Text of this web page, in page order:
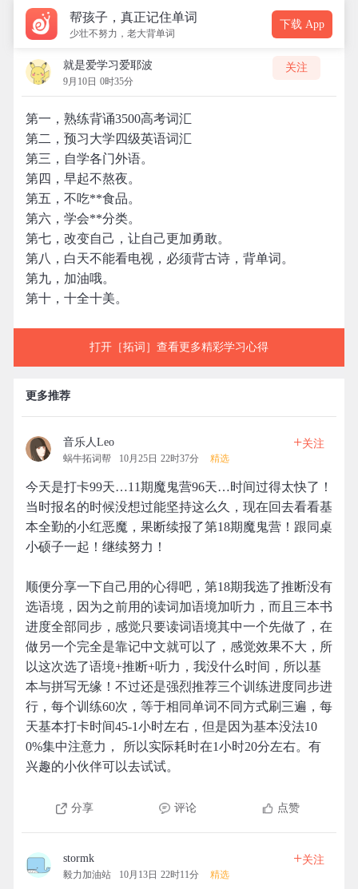
帮孩子，真正记住单词
少壮不努力，老大背单词
下载 App
就是爱学习爱耶波
9月10日 0时35分
关注
第一，熟练背诵3500高考词汇
第二，预习大学四级英语词汇
第三，自学各门外语。
第四，早起不熬夜。
第五，不吃**食品。
第六，学会**分类。
第七，改变自己，让自己更加勇敢。
第八，白天不能看电视，必须背古诗，背单词。
第九，加油哦。
第十，十全十美。
打开［拓词］查看更多精彩学习心得
更多推荐
音乐人Leo
蜗牛拓词帮 10月25日 22时37分 精选
+关注
今天是打卡99天…11期魔鬼营96天…时间过得太快了！
当时报名的时候没想过能坚持这么久，现在回去看看基
本全勤的小红恶魔，果断续报了第18期魔鬼营！跟同桌
小硕子一起！继续努力！
顺便分享一下自己用的心得吧，第18期我选了推断没有
选语境，因为之前用的读词加语境加听力，而且三本书
进度全部同步，感觉只要读词语境其中一个先做了，在
做另一个完全是靠记中文就可以了，感觉效果不大，所
以这次选了语境+推断+听力，我没什么时间，所以基
本与拼写无缘！不过还是强烈推荐三个训练进度同步进
行，每个训练60次，等于相同单词不同方式刷三遍，每
天基本打卡时间45-1小时左右，但是因为基本没法10
0%集中注意力， 所以实际耗时在1小时20分左右。有
兴趣的小伙伴可以去试试。
分享 评论 点赞
stormk
毅力加油站 10月13日 22时11分 精选
+关注